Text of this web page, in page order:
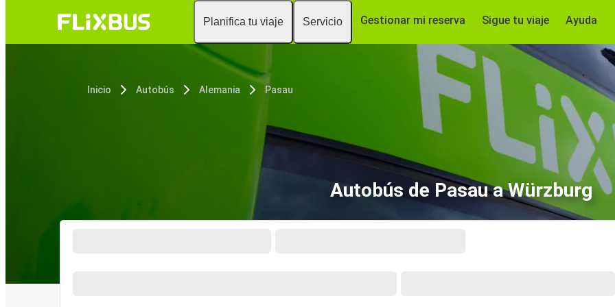
Planifica tu viaje Servicio Gestionar mi reserva Sigue tu viaje Ayuda
Inicio Autobús Alemania Pasau
Autobús de Pasau a Würzburg